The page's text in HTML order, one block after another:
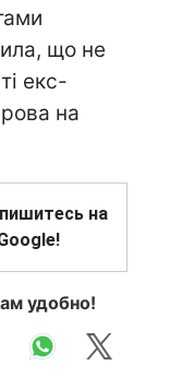
що не
екс-
на
на
удобно!